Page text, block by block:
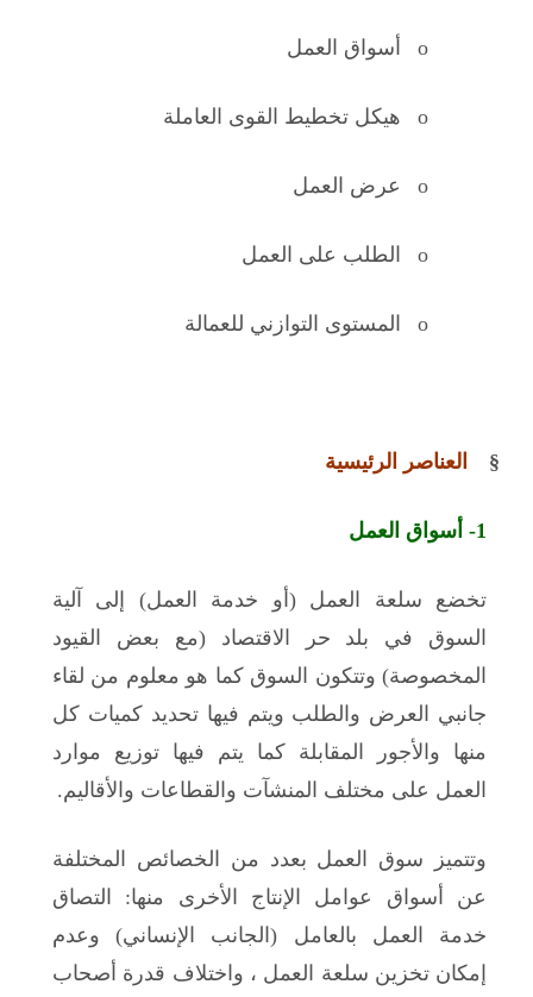
o أسواق العمل
o هيكل تخطيط القوى العاملة
o عرض العمل
o الطلب على العمل
o المستوى التوازني للعمالة
§ العناصر الرئيسية
1- أ سواق العمل
تخضع سلعة العمل (أو خدمة العمل) إلى آلية
السوق في بلد حر الاقتصاد (مع بعض القيود
المخصوصة) وتتكون السوق كما هو معلوم من لقاء
جانبي العرض والطلب ويتم فيها تحديد كميات كل
منها والأجور المقابلة كما يتم فيها توزيع موارد
العمل على مختلف المنشآت والقطاعات والأقاليم.
وتتميز سوق العمل بعدد من الخصائص المختلفة
عن أسواق عوامل الإنتاج الأخرى منها: التصاق
خدمة العمل بالعامل (الجانب الإنساني) وعدم
إمكان تخزين سلعة العمل ، واختلاف قدرة أصحاب